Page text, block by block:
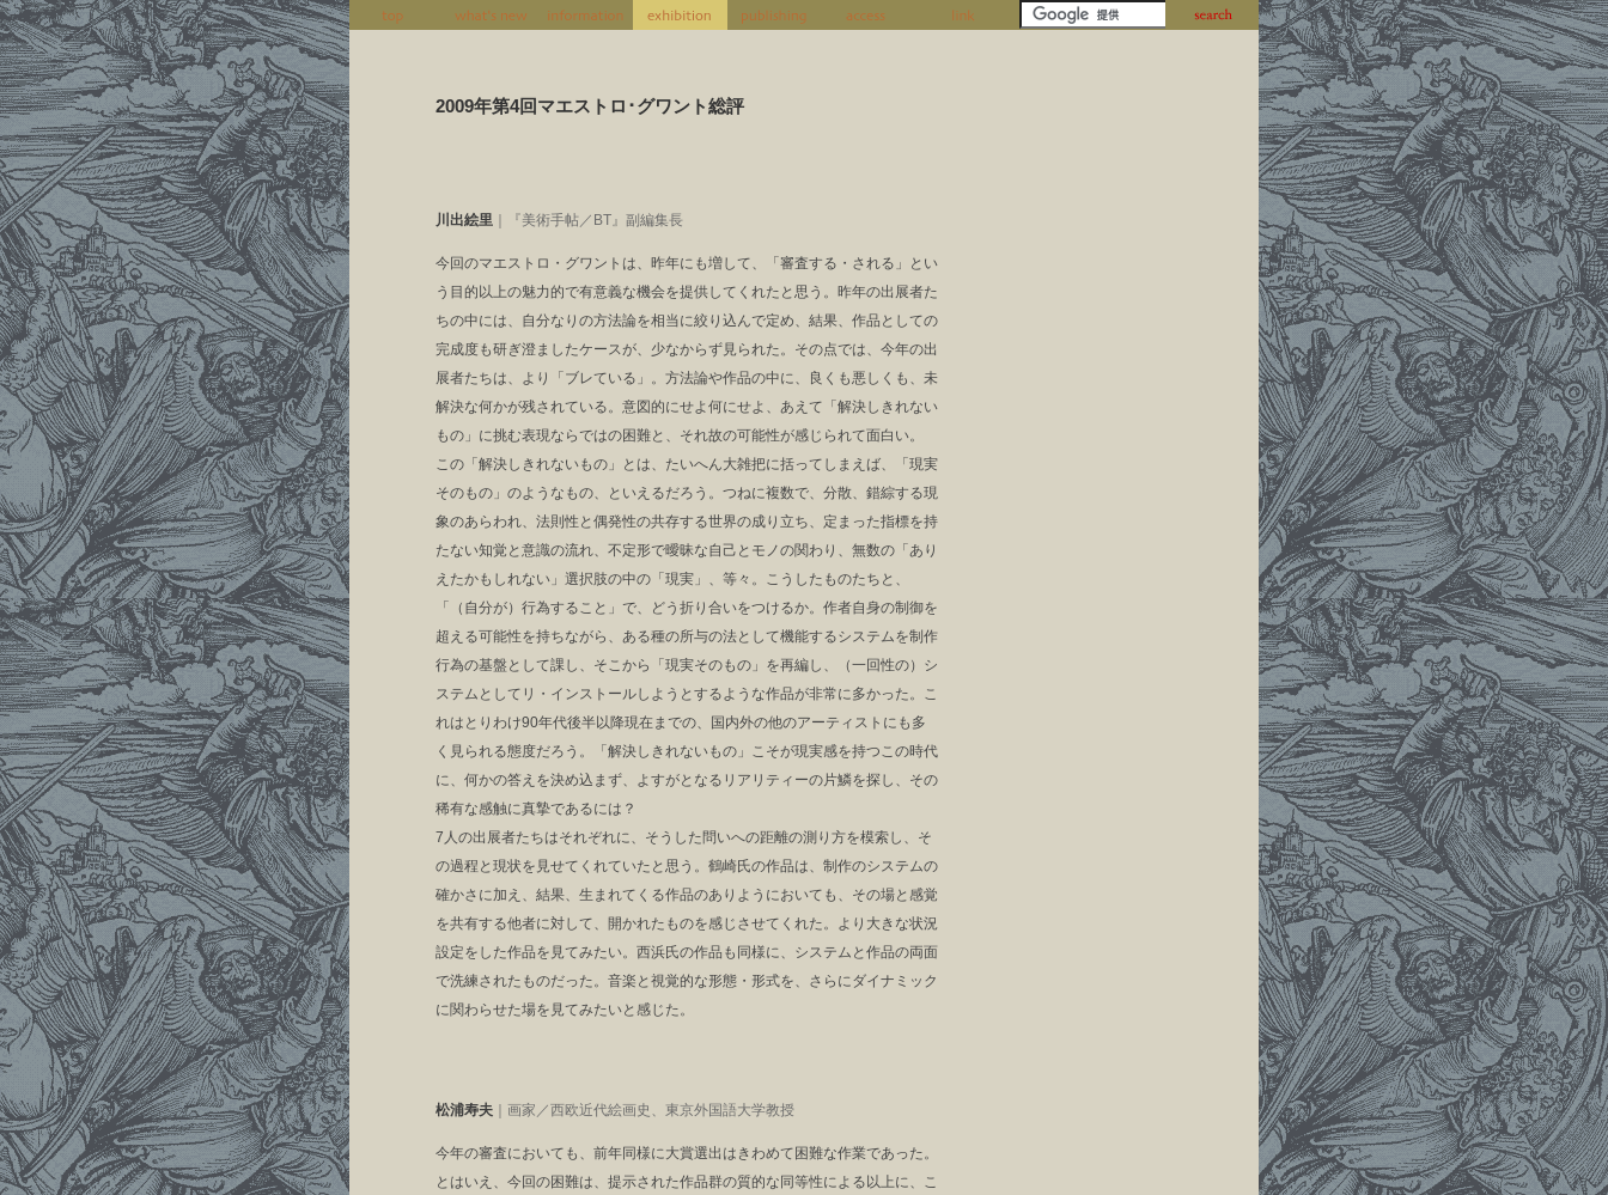
2009年第4回マエストロ･グワント総評
川出絵里 ｜『美術手帖／BT』副編集長
今回のマエストロ・グワントは、昨年にも増して、「審査する・される」とい
う目的以上の魅力的で有意義な機会を提供してくれたと思う。昨年の出展者た
ちの中には、自分なりの方法論を相当に絞り込んで定め、結果、作品としての
完成度も研ぎ澄ましたケースが、少なからず見られた。その点では、今年の出
展者たちは、より「ブレている」。方法論や作品の中に、良くも悪しくも、未
解決な何かが残されている。意図的にせよ何にせよ、あえて「解決しきれない
もの」に挑む表現ならではの困難と、それ故の可能性が感じられて面白い。
この「解決しきれないもの」とは、たいへん大雑把に括ってしまえば、「現実
そのもの」のようなもの、といえるだろう。つねに複数で、分散、錯綜する現
象のあらわれ、法則性と偶発性の共存する世界の成り立ち、定まった指標を持
たない知覚と意識の流れ、不定形で曖昧な自己とモノの関わり、無数の「あり
えたかもしれない」選択肢の中の「現実」、等々。こうしたものたちと、
「（自分が）行為すること」で、どう折り合いをつけるか。作者自身の制御を
超える可能性を持ちながら、ある種の所与の法として機能するシステムを制作
行為の基盤として課し、そこから「現実そのもの」を再編し、（一回性の）シ
ステムとしてリ・インストールしようとするような作品が非常に多かった。こ
れはとりわけ90年代後半以降現在までの、国内外の他のアーティストにも多
く見られる態度だろう。「解決しきれないもの」こそが現実感を持つこの時代
に、何かの答えを決め込まず、よすがとなるリアリティーの片鱗を探し、その
稀有な感触に真摯であるには？
7人の出展者たちはそれぞれに、そうした問いへの距離の測り方を模索し、そ
の過程と現状を見せてくれていたと思う。鶴崎氏の作品は、制作のシステムの
確かさに加え、結果、生まれてくる作品のありようにおいても、その場と感覚
を共有する他者に対して、開かれたものを感じさせてくれた。より大きな状況
設定をした作品を見てみたい。西浜氏の作品も同様に、システムと作品の両面
で洗練されたものだった。音楽と視覚的な形態・形式を、さらにダイナミック
に関わらせた場を見てみたいと感じた。
松浦寿夫 ｜画家／西欧近代絵画史、東京外国語大学教授
今年の審査においても、前年同様に大賞選出はきわめて困難な作業であった。
とはいえ、今回の困難は、提示された作品群の質的な同等性による以上に、こ